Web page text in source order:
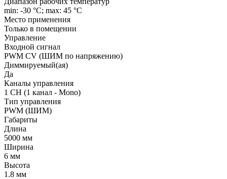
min: -30 °C; max: 45 °C
Место применения
Только в помещении
Управление
Входной сигнал
PWM СV (ШИМ по напряжению)
Диммируемый(ая)
Да
Каналы управления
1 CH (1 канал - Mono)
Тип управления
PWM (ШИМ)
Габариты
Длина
5000 мм
Ширина
6 мм
Высота
1.8 мм